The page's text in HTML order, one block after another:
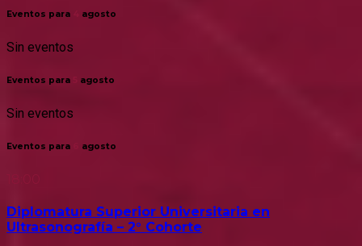
Eventos para agosto
Sin eventos
Eventos para agosto
Sin eventos
Eventos para agosto
Diplomatura Superior Universitaria en
Ultrasonografía – 2° Cohorte